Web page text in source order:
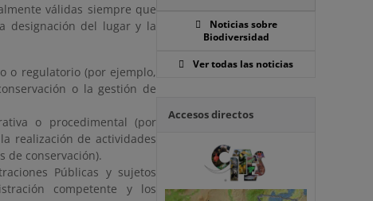
válidas siempre que
designación del lugar y la
o regulatorio (por ejemplo,
o la gestión de
o procedimental (por
realización de actividades
de conservación).
Públicas y sujetos
competente y los
Noticias sobre
Biodiversidad
Ver todas las noticias
Accesos directos